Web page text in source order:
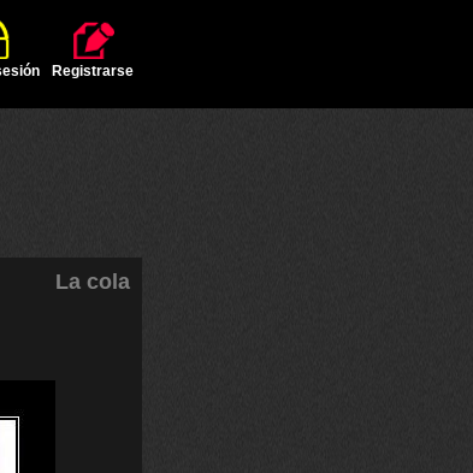
Registrarse
La cola